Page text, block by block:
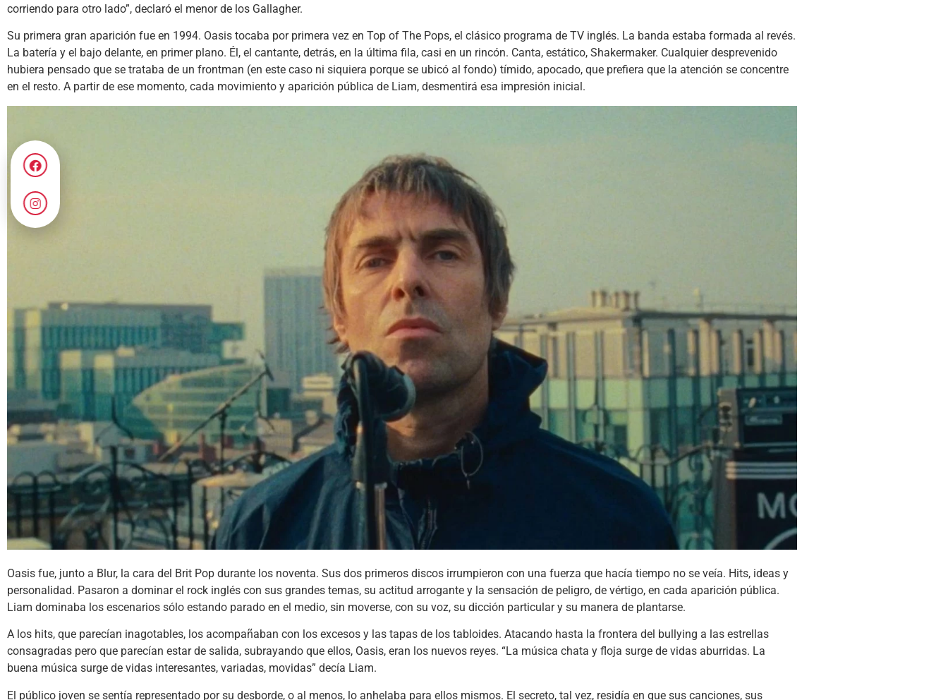
corriendo para otro lado”, declaró el menor de los Gallagher.
Su primera gran aparición fue en 1994. Oasis tocaba por primera vez en Top of The Pops, el clásico programa de TV inglés. La banda estaba formada al revés.
La batería y el bajo delante, en primer plano. Él, el cantante, detrás, en la última fila, casi en un rincón. Canta, estático, Shakermaker. Cualquier desprevenido
hubiera pensado que se trataba de un frontman (en este caso ni siquiera porque se ubicó al fondo) tímido, apocado, que prefiera que la atención se concentre
en el resto. A partir de ese momento, cada movimiento y aparición pública de Liam, desmentirá esa impresión inicial.
Oasis fue, junto a Blur, la cara del Brit Pop durante los noventa. Sus dos primeros discos irrumpieron con una fuerza que hacía tiempo no se veía. Hits, ideas y
personalidad. Pasaron a dominar el rock inglés con sus grandes temas, su actitud arrogante y la sensación de peligro, de vértigo, en cada aparición pública.
Liam dominaba los escenarios sólo estando parado en el medio, sin moverse, con su voz, su dicción particular y su manera de plantarse.
A los hits, que parecían inagotables, los acompañaban con los excesos y las tapas de los tabloides. Atacando hasta la frontera del bullying a las estrellas
consagradas pero que parecían estar de salida, subrayando que ellos, Oasis, eran los nuevos reyes. “La música chata y floja surge de vidas aburridas. La
buena música surge de vidas interesantes, variadas, movidas” decía Liam.
El público joven se sentía representado por su desborde, o al menos, lo anhelaba para ellos mismos. El secreto, tal vez, residía en que sus canciones, sus